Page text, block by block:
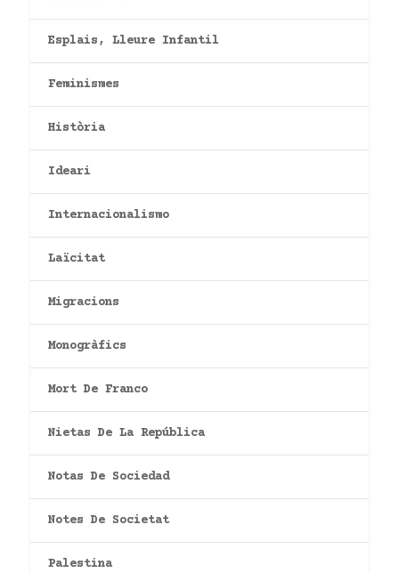
Esplais, Lleure Infantil
Feminismes
Història
Ideari
Internacionalismo
Laïcitat
Migracions
Monogràfics
Mort De Franco
Nietas De La República
Notas De Sociedad
Notes De Societat
Palestina